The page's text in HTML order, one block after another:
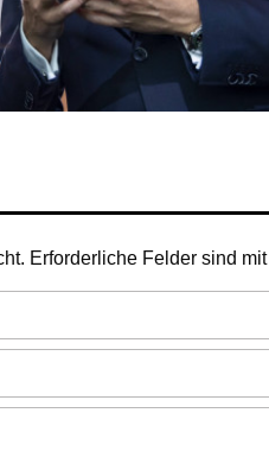
Erforderliche Felder sind mit